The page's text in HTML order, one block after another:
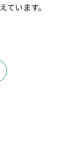
います。